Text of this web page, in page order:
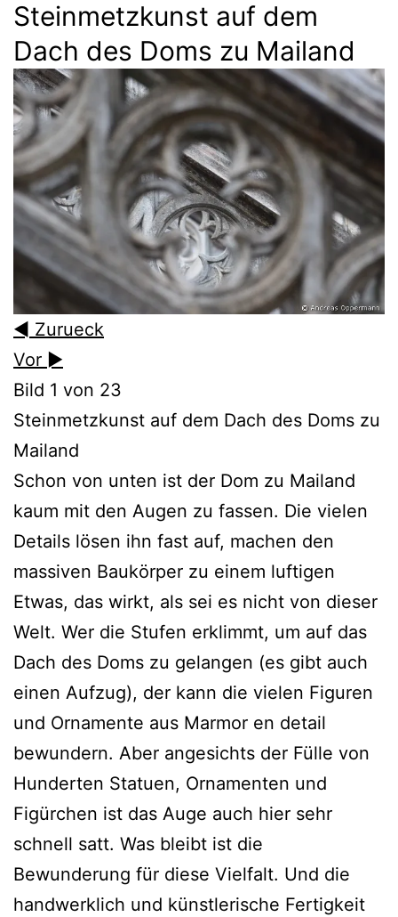
Steinmetzkunst auf dem
Dach des Doms zu Mailand
◄ Zurueck
Vor ►
Bild 1 von 23
Steinmetzkunst auf dem Dach des Doms zu
Mailand
Schon von unten ist der Dom zu Mailand
kaum mit den Augen zu fassen. Die vielen
Details lösen ihn fast auf, machen den
massiven Baukörper zu einem luftigen
Etwas, das wirkt, als sei es nicht von dieser
Welt. Wer die Stufen erklimmt, um auf das
Dach des Doms zu gelangen (es gibt auch
einen Aufzug), der kann die vielen Figuren
und Ornamente aus Marmor en detail
bewundern. Aber angesichts der Fülle von
Hunderten Statuen, Ornamenten und
Figürchen ist das Auge auch hier sehr
schnell satt. Was bleibt ist die
Bewunderung für diese Vielfalt. Und die
handwerklich und künstlerische Fertigkeit